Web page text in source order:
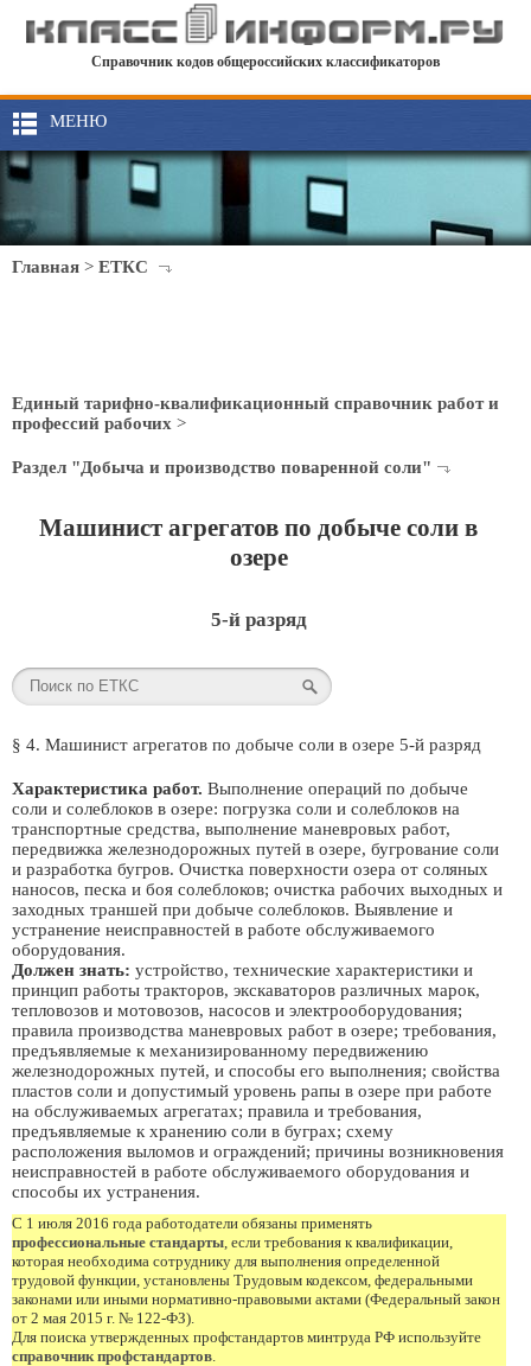
Справочник кодов общероссийских классификаторов
МЕНЮ
Главная > ЕТКС
Единый тарифно-квалификационный справочник работ и
профессий рабочих >
Раздел "Добыча и производство поваренной соли"
Машинист агрегатов по добыче соли в
озере
5-й разряд
§ 4. Машинист агрегатов по добыче соли в озере 5-й разряд
Характеристика работ. Выполнение операций по добыче
соли и солеблоков в озере: погрузка соли и солеблоков на
транспортные средства, выполнение маневровых работ,
передвижка железнодорожных путей в озере, бугрование соли
и разработка бугров. Очистка поверхности озера от соляных
наносов, песка и боя солеблоков; очистка рабочих выходных и
заходных траншей при добыче солеблоков. Выявление и
устранение неисправностей в работе обслуживаемого
оборудования.
Должен знать: устройство, технические характеристики и
принцип работы тракторов, экскаваторов различных марок,
тепловозов и мотовозов, насосов и электрооборудования;
правила производства маневровых работ в озере; требования,
предъявляемые к механизированному передвижению
железнодорожных путей, и способы его выполнения; свойства
пластов соли и допустимый уровень рапы в озере при работе
на обслуживаемых агрегатах; правила и требования,
предъявляемые к хранению соли в буграх; схему
расположения выломов и ограждений; причины возникновения
неисправностей в работе обслуживаемого оборудования и
способы их устранения.
С 1 июля 2016 года работодатели обязаны применять
профессиональные стандарты, если требования к квалификации,
которая необходима сотруднику для выполнения определенной
трудовой функции, установлены Трудовым кодексом, федеральными
законами или иными нормативно-правовыми актами (Федеральный закон
от 2 мая 2015 г. № 122-ФЗ).
Для поиска утвержденных профстандартов минтруда РФ используйте
справочник профстандартов.